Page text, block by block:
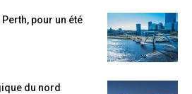
pour un été
du nord